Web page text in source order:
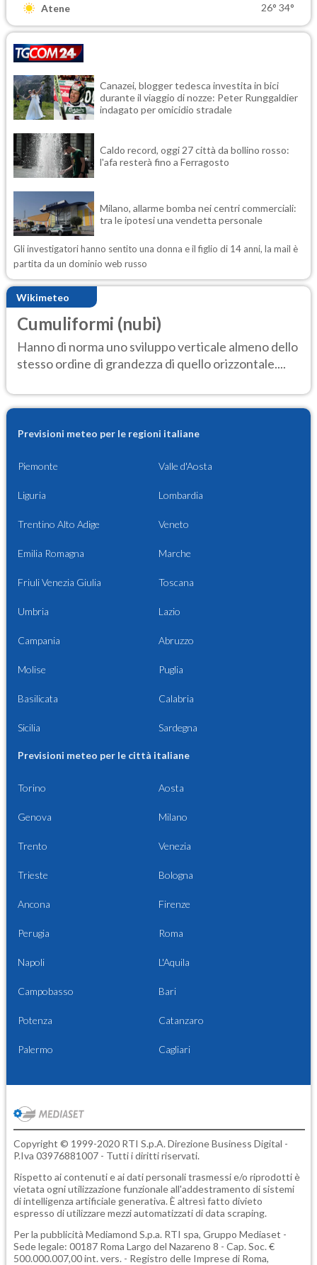
Atene 26° 34°
Canazei, blogger tedesca investita in bici
durante il viaggio di nozze: Peter Runggaldier
indagato per omicidio stradale
Caldo record, oggi 27 città da bollino rosso:
l'afa resterà fino a Ferragosto
Milano, allarme bomba nei centri commerciali:
tra le ipotesi una vendetta personale
Gli investigatori hanno sentito una donna e il figlio di 14 anni, la mail è
partita da un dominio web russo
Wikimeteo
Cumuliformi (nubi)
Hanno di norma uno sviluppo verticale almeno dello
stesso ordine di grandezza di quello orizzontale....
Previsioni meteo per le regioni italiane
Piemonte Valle d'Aosta
Liguria Lombardia
Trentino Alto Adige Veneto
Emilia Romagna Marche
Friuli Venezia Giulia Toscana
Umbria Lazio
Campania Abruzzo
Molise Puglia
Basilicata Calabria
Sicilia Sardegna
Previsioni meteo per le città italiane
Torino Aosta
Genova Milano
Trento Venezia
Trieste Bologna
Ancona Firenze
Perugia Roma
Napoli L'Aquila
Campobasso Bari
Potenza Catanzaro
Palermo Cagliari
Copyright © 1999-2020 RTI S.p.A. Direzione Business Digital -
P.Iva 03976881007 - Tutti i diritti riservati.
Rispetto ai contenuti e ai dati personali trasmessi e/o riprodotti è
vietata ogni utilizzazione funzionale all'addestramento di sistemi
di intelligenza artificiale generativa. È altresì fatto divieto
espresso di utilizzare mezzi automatizzati di data scraping.
Per la pubblicità Mediamond S.p.a. RTI spa, Gruppo Mediaset -
Sede legale: 00187 Roma Largo del Nazareno 8 - Cap. Soc. €
500.000.007,00 int. vers. - Registro delle Imprese di Roma,